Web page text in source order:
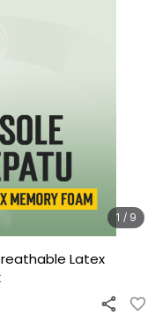
1 / 9
Latex